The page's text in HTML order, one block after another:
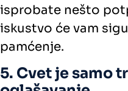
isprobate nešto
iskustvo će vam
pamćenje.
5. Cvet je samo